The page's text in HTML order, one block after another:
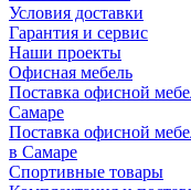
Условия доставки
Гарантия и сервис
Наши проекты
Офисная мебель
Поставка офисной
Самаре
Поставка офисной
в Самаре
Спортивные товары